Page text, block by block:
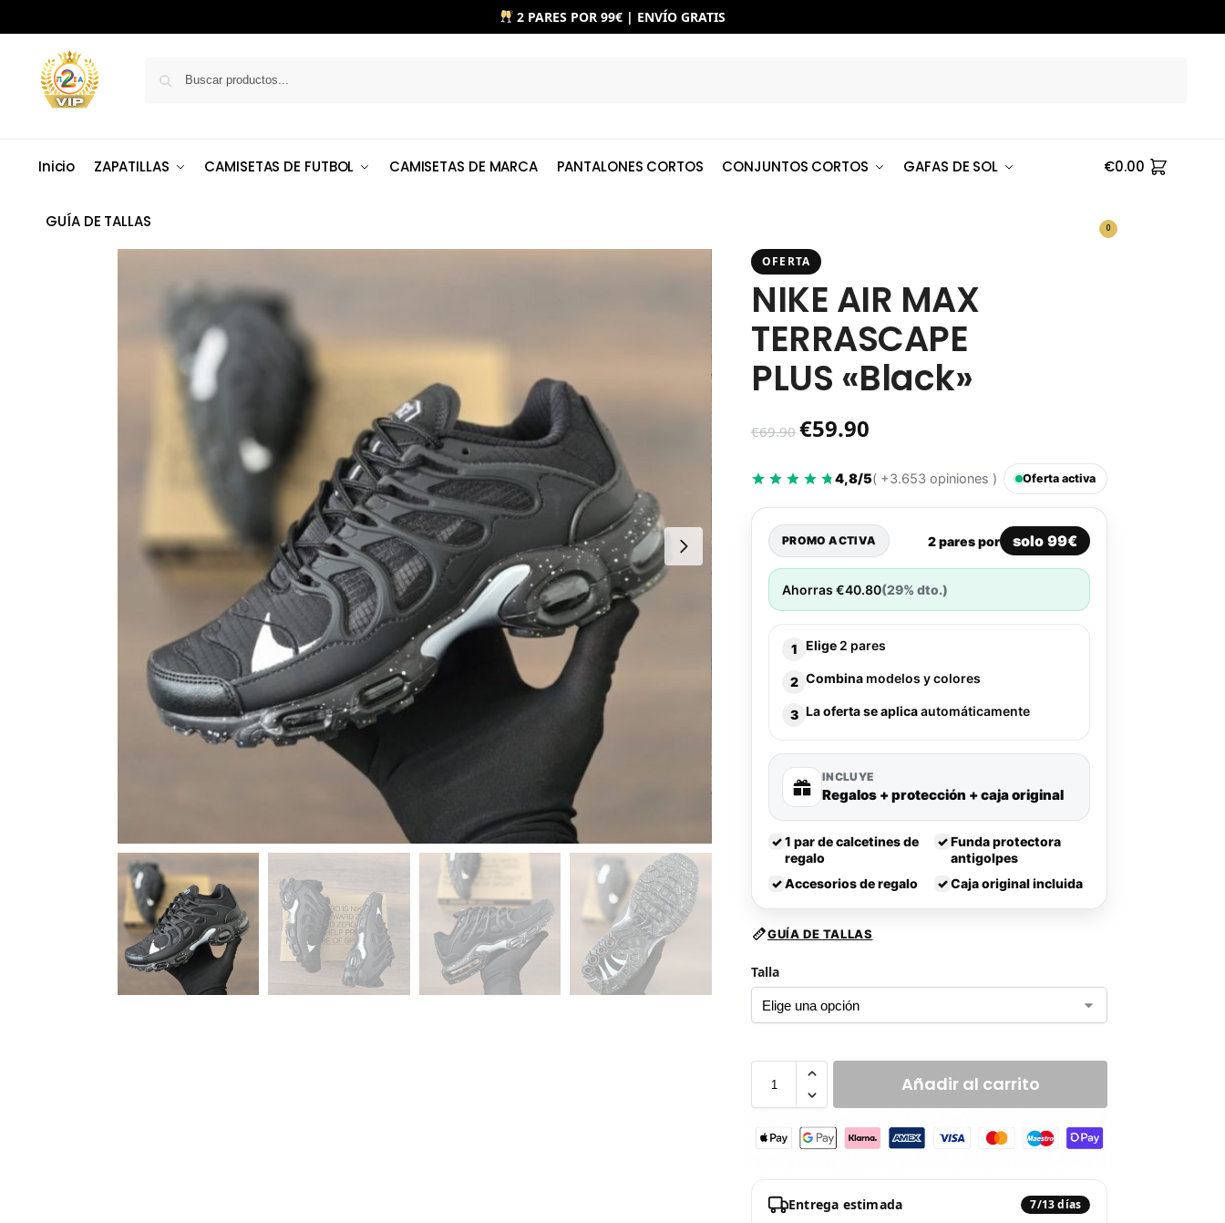
2 PARES POR 99€ | ENVÍO GRATIS
Inicio ZAPATILLAS CAMISETAS DE FUTBOL CAMISETAS DE MARCA PANTALONES CORTOS CONJUNTOS CORTOS GAFAS DE SOL
GUÍA DE TALLAS
€0.00
0
OFERTA
NIKE AIR MAX
TERRASCAPE
PLUS «Black»
€69.90 €59.90
4,8/5( +3.653 opiniones ) Oferta activa
PROMO ACTIVA 2 pares por solo 99€
Ahorras€40.80(29% dto.)
1 Elige 2 pares
2 Combina modelos y colores
3 La oferta se aplicaautomáticamente
INCLUYE
Regalos + protección + caja original
✓1 par de calcetines de
regalo
✓ Funda protectora
antigolpes
✓Accesorios de regalo ✓ Caja original incluida
GUÍA DE TALLAS
Talla
Añadir al carrito
Entrega estimada 7/13 días